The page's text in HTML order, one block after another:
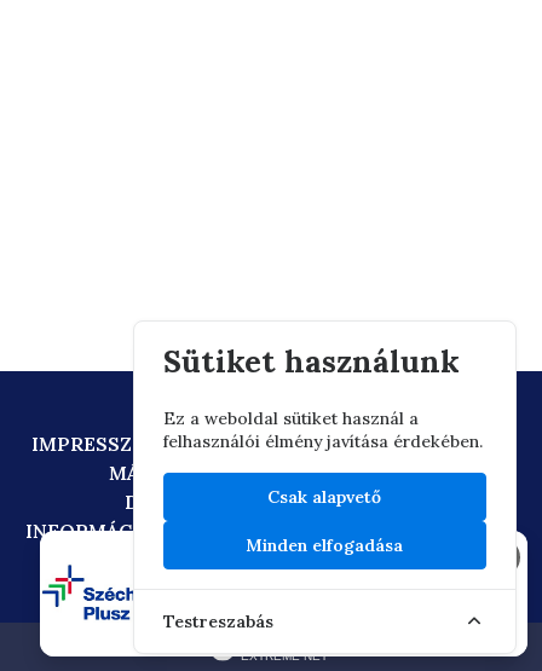
IMPRESSZUMADATVÉDELEMTECHNIKAI AJÁNLÁS
MÁSOLATKÉSZÍTÉSI SZABÁLYZAT
DIGITÁLIS ÁLLAMPOLGÁRSÁG
INFORMÁCIÓÁTADÁSI SZABÁLYZAT
OIF/FACEBOOK
Sütiket használunk
Ez a weboldal sütiket használ a
felhasználói élmény javítása érdekében.
Csak alapvető
Minden elfogadása
Testreszabás